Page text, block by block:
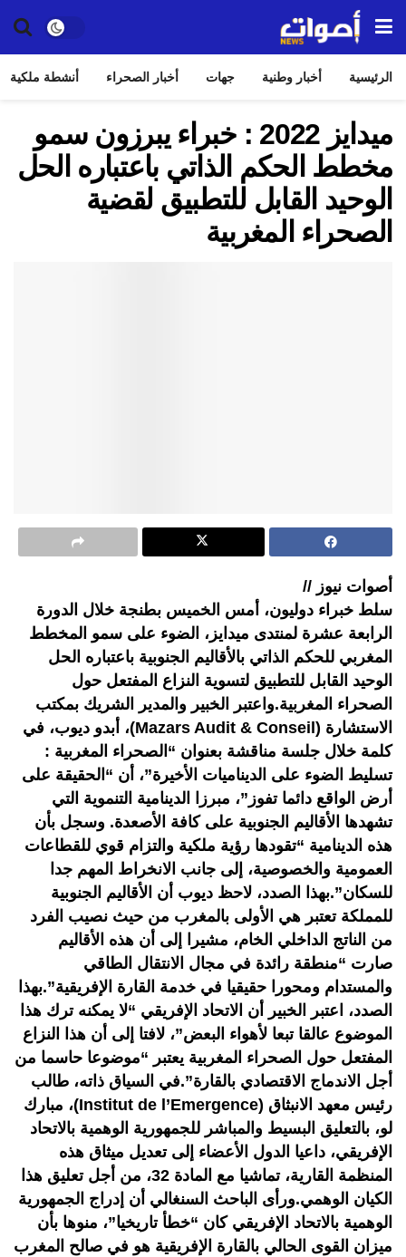
الرئيسية أخبار وطنية جهات أخبار الصحراء أنشطة ملكية
ميدايز 2022 : خبراء يبرزون سمو
مخطط الحكم الذاتي باعتباره الحل
الوحيد القابل للتطبيق لقضية
الصحراء المغربية
أصوات نيوز //
سلط خبراء دوليون، أمس الخميس بطنجة خلال الدورة
الرابعة عشرة لمنتدى ميدايز، الضوء على سمو المخطط
المغربي للحكم الذاتي بالأقاليم الجنوبية باعتباره الحل
الوحيد القابل للتطبيق لتسوية النزاع المفتعل حول
الصحراء المغربية.واعتبر الخبير والمدير الشريك بمكتب
الاستشارة (Mazars Audit & Conseil)، أبدو ديوب، في
كلمة خلال جلسة مناقشة بعنوان “الصحراء المغربية :
تسليط الضوء على الديناميات الأخيرة”، أن “الحقيقة على
أرض الواقع دائما تفوز”، مبرزا الدينامية التنموية التي
تشهدها الأقاليم الجنوبية على كافة الأصعدة. وسجل بأن
هذه الدينامية “تقودها رؤية ملكية والتزام قوي للقطاعات
العمومية والخصوصية، إلى جانب الانخراط المهم جدا
للسكان”.بهذا الصدد، لاحظ ديوب أن الأقاليم الجنوبية
للمملكة تعتبر هي الأولى بالمغرب من حيث نصيب الفرد
من الناتج الداخلي الخام، مشيرا إلى أن هذه الأقاليم
صارت “منطقة رائدة في مجال الانتقال الطاقي
والمستدام ومحورا حقيقيا في خدمة القارة الإفريقية”.بهذا
الصدد، اعتبر الخبير أن الاتحاد الإفريقي “لا يمكنه ترك هذا
الموضوع عالقا تبعا لأهواء البعض”، لافتا إلى أن هذا النزاع
المفتعل حول الصحراء المغربية يعتبر “موضوعا حاسما من
أجل الاندماج الاقتصادي بالقارة”.في السياق ذاته، طالب
رئيس معهد الانبثاق (Institut de l’Emergence)، مبارك
لو، بالتعليق البسيط والمباشر للجمهورية الوهمية بالاتحاد
الإفريقي، داعيا الدول الأعضاء إلى تعديل ميثاق هذه
المنظمة القارية، تماشيا مع المادة 32، من أجل تعليق هذا
الكيان الوهمي.ورأى الباحث السنغالي أن إدراج الجمهورية
الوهمية بالاتحاد الإفريقي كان “خطأ تاريخيا”، منوها بأن
ميزان القوى الحالي بالقارة الإفريقية هو في صالح المغرب